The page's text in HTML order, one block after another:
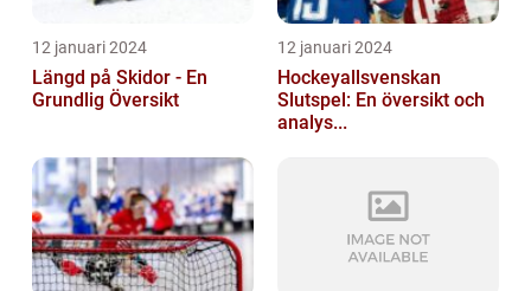
12 januari 2024
Längd på Skidor - En
Grundlig Översikt
12 januari 2024
Hockeyallsvenskan
Slutspel: En översikt och
analys...